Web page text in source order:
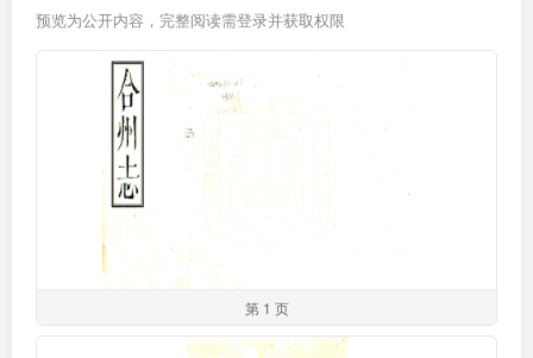
预览为公开内容，完整阅读需登录并获取权限
第 1 页